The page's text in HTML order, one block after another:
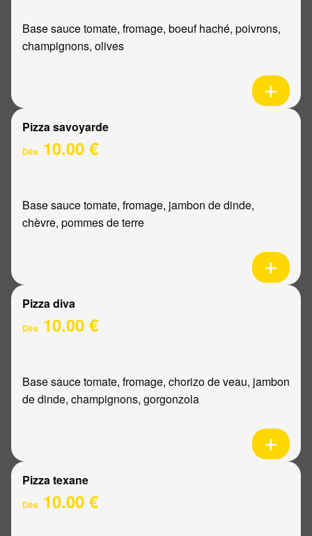
Base sauce tomate, fromage, boeuf haché, poivrons,
champignons, olives
Pizza savoyarde
Dès 10.00 €
Base sauce tomate, fromage, jambon de dinde,
chèvre, pommes de terre
Pizza diva
Dès 10.00 €
Base sauce tomate, fromage, chorizo de veau, jambon
de dinde, champignons, gorgonzola
Pizza texane
Dès 10.00 €